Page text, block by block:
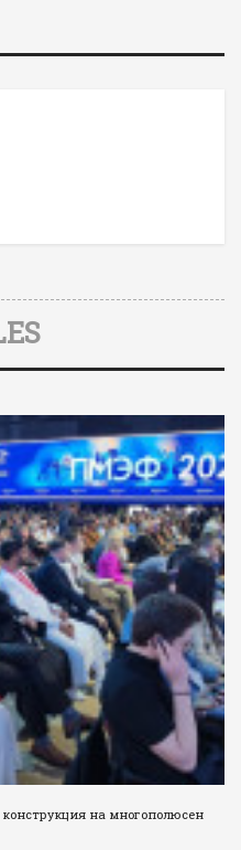
на многополюсен